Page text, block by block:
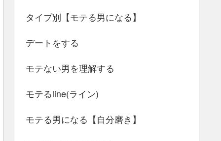
タイプ別【モテる男になる】
デートをする
モテない男を理解する
モテるline(ライン)
モテる男になる【自分磨き】